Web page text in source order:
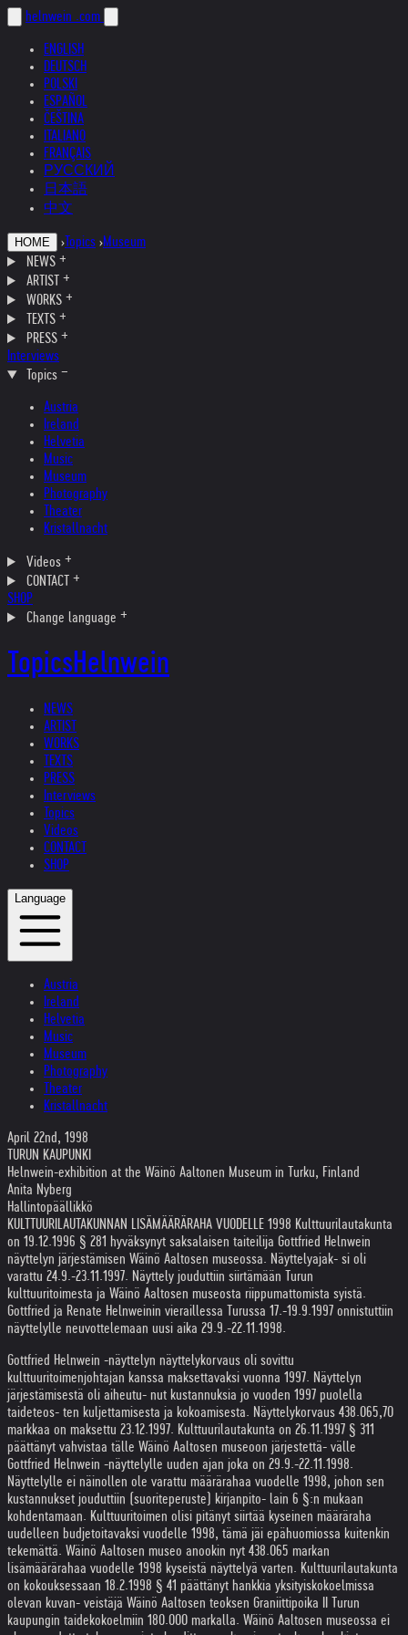
helnwein .com
ENGLISH
DEUTSCH
POLSKI
ESPAÑOL
ČEŠTINA
ITALIANO
FRANÇAIS
РУССКИЙ
日本語
中文
HOME › Topics ›Museum
NEWS
ARTIST
WORKS
TEXTS
PRESS
Interviews
Topics
Austria
Ireland
Helvetia
Music
Museum
Photography
Theater
Kristallnacht
Videos
CONTACT
SHOP
Change language
TopicsHelnwein
NEWS
ARTIST
WORKS
TEXTS
PRESS
Interviews
Topics
Videos
CONTACT
SHOP
Language
Austria
Ireland
Helvetia
Music
Museum
Photography
Theater
Kristallnacht
April 22nd, 1998
TURUN KAUPUNKI
Helnwein-exhibition at the Wäinö Aaltonen Museum in Turku, Finland
Anita Nyberg
Hallintopäällikkö
KULTTUURILAUTAKUNNAN LISÄMÄÄRÄRAHA VUODELLE 1998 Kulttuurilautakunta
on 19.12.1996 § 281 hyväksynyt saksalaisen taiteilija Gottfried Helnwein
näyttelyn järjestämisen Wäinö Aaltosen museossa. Näyttelyajak- si oli
varattu 24.9.-23.11.1997. Näyttely jouduttiin siirtämään Turun
kulttuuritoimesta ja Wäinö Aaltosen museosta riippumattomista syistä.
Gottfried ja Renate Helnweinin vieraillessa Turussa 17.-19.9.1997 onnistuttiin
näyttelylle neuvottelemaan uusi aika 29.9.-22.11.1998.
Gottfried Helnwein -näyttelyn näyttelykorvaus oli sovittu
kulttuuritoimenjohtajan kanssa maksettavaksi vuonna 1997. Näyttelyn
järjestämisestä oli aiheutu- nut kustannuksia jo vuoden 1997 puolella
taideteos- ten kuljettamisesta ja kokoamisesta. Näyttelykorvaus 438.065,70
markkaa on maksettu 23.12.1997. Kulttuurilautakunta on 26.11.1997 § 311
päättänyt vahvistaa tälle Wäinö Aaltosen museoon järjestettä- välle
Gottfried Helnwein -näyttelylle uuden ajan joka on 29.9.-22.11.1998.
Näyttelylle ei näinollen ole varattu määrärahaa vuodelle 1998, johon sen
kustannukset jouduttiin (suoriteperuste) kirjanpito- lain 6 §:n mukaan
kohdentamaan. Kulttuuritoimen olisi pitänyt siirtää kyseinen määräraha
uudelleen budjetoitavaksi vuodelle 1998, tämä jäi epähuomiossa kuitenkin
tekemättä. Wäinö Aaltosen museo anookin nyt 438.065 markan
lisämäärärahaa vuodelle 1998 kyseistä näyttelyä varten. Kulttuurilautakunta
on kokouksessaan 18.2.1998 § 41 päättänyt hankkia yksityiskokoelmissa
olevan kuvan- veistäjä Wäinö Aaltosen teoksen Graniittipoika II Turun
kaupungin taidekokoelmiin 180.000 markalla. Wäinö Aaltosen museossa ei